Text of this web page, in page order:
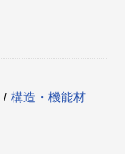
/ 構造・機能材